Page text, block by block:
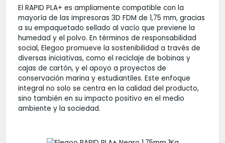
El RAPID PLA+ es ampliamente compatible con la
mayoría de las impresoras 3D FDM de 1,75 mm, gracias
a su empaquetado sellado al vacío que previene la
humedad y el polvo. En términos de responsabilidad
social, Elegoo promueve la sostenibilidad a través de
diversas iniciativas, como el reciclaje de bobinas y
cajas de cartón, y el apoyo a proyectos de
conservación marina y estudiantiles. Este enfoque
integral no solo se centra en la calidad del producto,
sino también en su impacto positivo en el medio
ambiente y la sociedad.